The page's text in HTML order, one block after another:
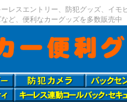
レスエントリー、防犯グッズ、イ
ど、便利なカーグッズを多数販売